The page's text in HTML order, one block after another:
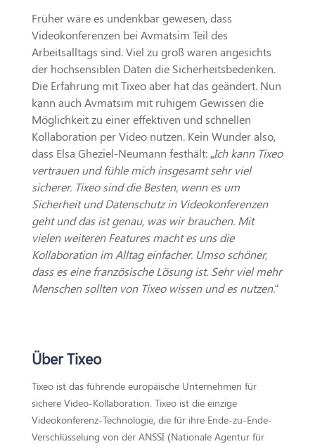
Früher wäre es undenkbar gewesen, dass
Videokonferenzen bei Avmatsim Teil des
Arbeitsalltags sind. Viel zu groß waren angesichts
der hochsensiblen Daten die Sicherheitsbedenken.
Die Erfahrung mit Tixeo aber hat das geändert. Nun
kann auch Avmatsim mit ruhigem Gewissen die
Möglichkeit zu einer effektiven und schnellen
Kollaboration per Video nutzen. Kein Wunder also,
dass Elsa Gheziel-Neumann festhält: „Ich kann Tixeo
vertrauen und fühle mich insgesamt sehr viel
sicherer. Tixeo sind die Besten, wenn es um
Sicherheit und Datenschutz in Videokonferenzen
geht und das ist genau, was wir brauchen. Mit
vielen weiteren Features macht es uns die
Kollaboration im Alltag einfacher. Umso schöner,
dass es eine französische Lösung ist. Sehr viel mehr
Menschen sollten von Tixeo wissen und es nutzen.“
Über Tixeo
Tixeo ist das führende europäische Unternehmen für
sichere Video-Kollaboration. Tixeo ist die einzige
Videokonferenz-Technologie, die für ihre Ende-zu-Ende-
Verschlüsselung von der ANSSI (Nationale Agentur für